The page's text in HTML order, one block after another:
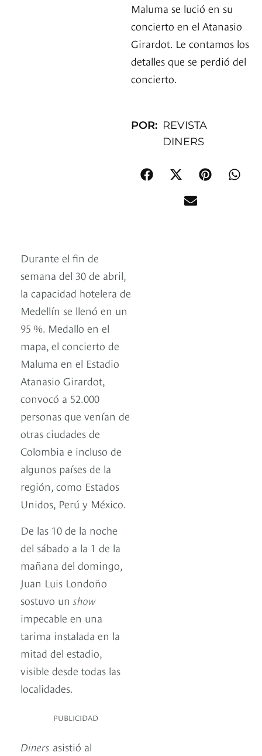
Maluma se lució en su
concierto en el Atanasio
Girardot. Le contamos los
detalles que se perdió del
concierto.
POR: REVISTA
DINERS
Durante el fin de
semana del 30 de abril,
la capacidad hotelera de
Medellín se llenó en un
95 %. Medallo en el
mapa, el concierto de
Maluma en el Estadio
Atanasio Girardot,
convocó a 52.000
personas que venían de
otras ciudades de
Colombia e incluso de
algunos países de la
región, como Estados
Unidos, Perú y México.
De las 10 de la noche
del sábado a la 1 de la
mañana del domingo,
Juan Luis Londoño
sostuvo un show
impecable en una
tarima instalada en la
mitad del estadio,
visible desde todas las
localidades.
PUBLICIDAD
Diners asistió al